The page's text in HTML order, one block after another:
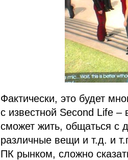
Фактически, это будет
с известной Second Life –
сможет жить, общаться с
различные вещи и т.д. и
ПК рынком, сложно